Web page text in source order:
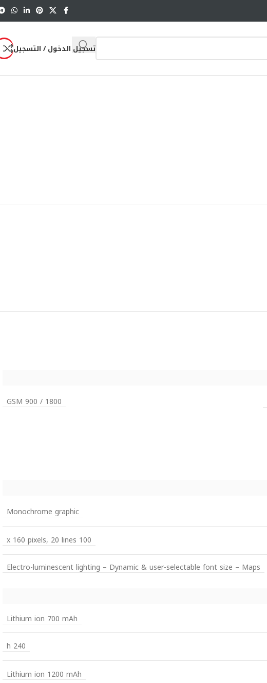
تسجيل الدخول / التسجيل
GSM 900 / 1800
Monochrome graphic
100 x 160 pixels, 20 lines
Electro-luminescent lighting – Dynamic & user-selectable font size – Maps
Lithium ion 700 mAh
240 h
Lithium ion 1200 mAh